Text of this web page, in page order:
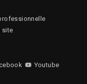
site
Youtube